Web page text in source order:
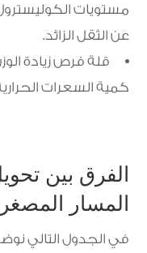
مستويات
عن الثقل الزائد.
قلة فرص زيادة
كمية السعرات
الفرق بين
المسار المصغر
في الجدول التالي